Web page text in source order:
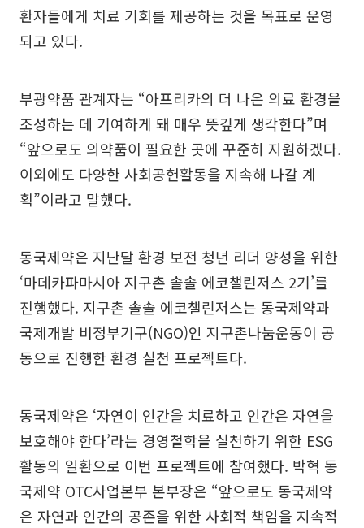
환자들에게 치료 기회를 제공하는 것을 목표로 운영
되고 있다.
부광약품 관계자는 “아프리카의 더 나은 의료 환경을
조성하는 데 기여하게 돼 매우 뜻깊게 생각한다”며
“앞으로도 의약품이 필요한 곳에 꾸준히 지원하겠다.
이외에도 다양한 사회공헌활동을 지속해 나갈 계
획”이라고 말했다.
동국제약은 지난달 환경 보전 청년 리더 양성을 위한
‘마데카파마시아 지구촌 솔솔 에코챌린저스 2기’를
진행했다. 지구촌 솔솔 에코챌린저스는 동국제약과
국제개발 비정부기구(NGO)인 지구촌나눔운동이 공
동으로 진행한 환경 실천 프로젝트다.
동국제약은 ‘자연이 인간을 치료하고 인간은 자연을
보호해야 한다’라는 경영철학을 실천하기 위한 ESG
활동의 일환으로 이번 프로젝트에 참여했다. 박혁 동
국제약 OTC사업본부 본부장은 “앞으로도 동국제약
은 자연과 인간의 공존을 위한 사회적 책임을 지속적